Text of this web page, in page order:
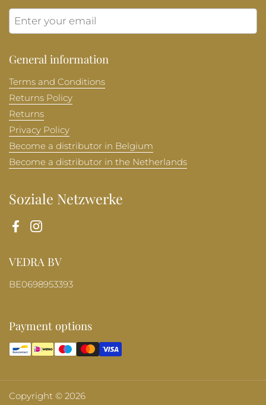
General information
Terms and Conditions
Returns Policy
Returns
Privacy Policy
Become a distributor in Belgium
Become a distributor in the Netherlands
Soziale Netzwerke
FacebookInstagram
VEDRA BV
BE0698953393
Payment options
Copyright © 2026